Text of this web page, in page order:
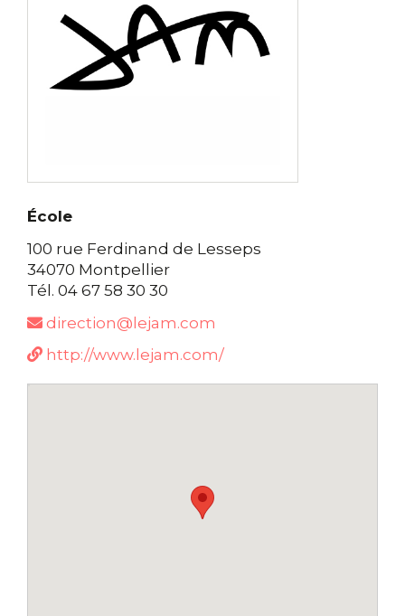
École
100 rue Ferdinand de Lesseps
34070 Montpellier
Tél. 04 67 58 30 30
direction@lejam.com
http://www.lejam.com/